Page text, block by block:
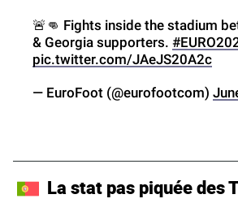
🚨👊 Fights inside the stadium
& Georgia supporters.
pic.twitter.com/JAeJS20A2c
— EuroFoot (@eurofootcom)
La stat pas piquée des